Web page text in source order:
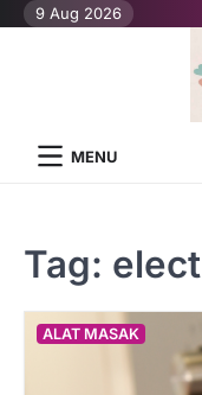
Skip9 Aug 2026
MENU
Tag:
ALAT MASAK